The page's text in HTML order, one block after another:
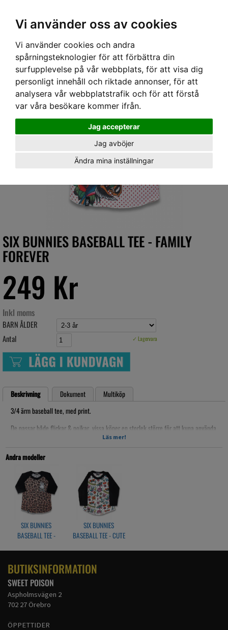
Vi använder oss av cookies
Vi använder cookies och andra
spårningsteknologier för att förbättra din
surfupplevelse på vår webbplats, för att visa dig
personligt innehåll och riktade annonser, för att
analysera vår webbplatstrafik och för att förstå
var våra besökare kommer ifrån.
Jag accepterar
Jag avböjer
Ändra mina inställningar
Hem› BARN›BASEBALLTRÖJOR› SIX BUNNIES BASEBALL TEE - FAMILY FOREVER
SIX BUNNIES BASEBALL TEE - FAMILY
FOREVER
249 Kr
Inkl moms
BARN ÅLDER
Antal
✓ Lagervara
Beskrivning Dokument
Multiköp
3/4 ärm baseball tee, med print.
De passar både flickar & pojkar, vissa köper en storlek större för att kuna använda
Läs mer!
Andra modeller
SIX BUNNIES
BASEBALL TEE -
SIX BUNNIES
BASEBALL TEE - CUTE
BUTIKSINFORMATION
SWEET POISON
Aspholmsvägen 2
702 27 Örebro
ÖPPETTIDER